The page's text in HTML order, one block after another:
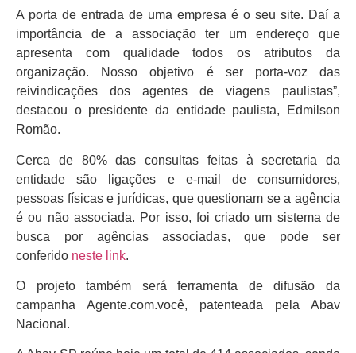
A porta de entrada de uma empresa é o seu site. Daí a
importância de a associação ter um endereço que
apresenta com qualidade todos os atributos da
organização. Nosso objetivo é ser porta-voz das
reivindicações dos agentes de viagens paulistas”,
destacou o presidente da entidade paulista, Edmilson
Romão.
Cerca de 80% das consultas feitas à secretaria da
entidade são ligações e e-mail de consumidores,
pessoas físicas e jurídicas, que questionam se a agência
é ou não associada. Por isso, foi criado um sistema de
busca por agências associadas, que pode ser
conferido neste link.
O projeto também será ferramenta de difusão da
campanha Agente.com.você, patenteada pela Abav
Nacional.